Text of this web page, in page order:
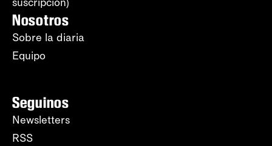
Nosotros
Sobre la diaria
Equipo
Seguinos
Newsletters
RSS